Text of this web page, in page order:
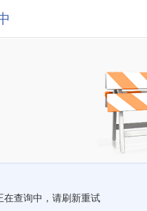
在查询中，请刷新重试